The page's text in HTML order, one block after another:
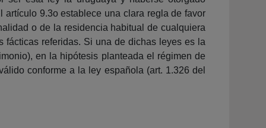
9.3o establece una clara regla de favor
o de la residencia habitual de cualquiera
fácticas referidas. Si una de dichas leyes es la
en la hipótesis planteada el régimen de
conforme a la ley española (art. 1.326 del